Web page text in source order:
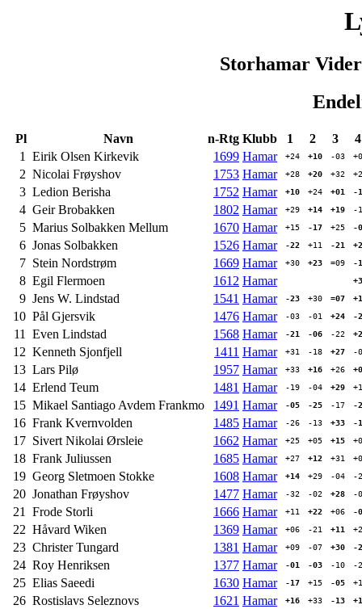
Storhamar
Pl Navn n-Rtg Klubb 1 2 3
4
1
Eirik Olsen Kirkevik 1699 Hamar +24 +10 -03
2 Nicolai Frøyshov 1753 Hamar +28 +20 +32
3 Ledion Berisha 1752 Hamar +10 +24 +01 -
4 Geir Brobakken 1802 Hamar +29 +14 +19 -
5 Marius Solbakken Mellum 1670 Hamar +15 -17 +25 -
6 Jonas Solbakken 1526 Hamar -22 +11 -21
7 Stein Nordstrøm 1669 Hamar +30 +23 =09 -
8 Egil Flermoen 1612 Hamar
9 Jens W. Lindstad 1541 Hamar -23 +30 =07
10 Pål Gjersvik 1476 Hamar -03 -01 +24 -
11 Even Lindstad 1568 Hamar -21 -06 -22
12 Kenneth Sjonfjell 1411 Hamar +31 -18 +27 -
13 Lars Pilø 1957 Hamar +33 +16 +26
14 Erlend Teum 1481 Hamar -19 -04 +29
15 Mikael Santiago Avdem Frankmo 1491 Hamar -05 -25 -17 -
16 Frank Kvernvolden 1485 Hamar -26 -13 +33 -
17 Sivert Nikolai Ørsleie 1662 Hamar +25 +05 +15
18 Frank Juliussen 1685 Hamar +27 +12 +31
19 Georg Sletmoen Stokke 1608 Hamar +14 +29 -04 -
20 Jonathan Frøyshov 1477 Hamar -32 -02 +28 -
21 Frode Storli 1666 Hamar +11 +22 +06 -
22 Håvard Wiken 1369 Hamar +06 -21 +11
23 Christer Tungard 1381 Hamar +09 -07 +30 -
24 Roy Henriksen 1377 Hamar -01 -03 -10 -
25 Elias Saeedi 1630 Hamar -17 +15 -05
26 Rostislavs Seleznovs 1621 Hamar +16 +33 -13